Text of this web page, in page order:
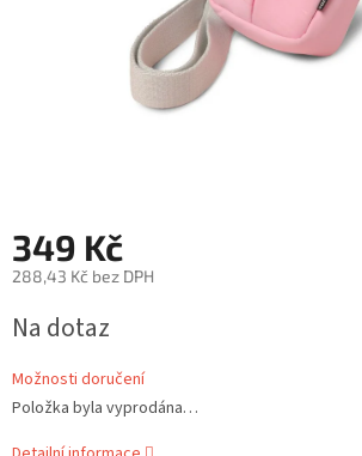
349 Kč
288,43 Kč bez DPH
cena:
Na dotaz
Možnosti doručení
Položka byla vyprodána…